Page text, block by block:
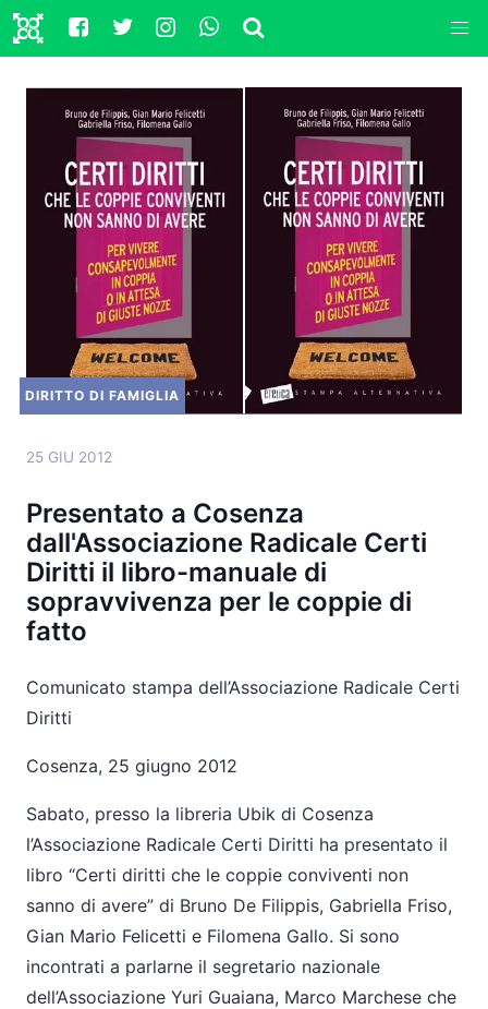
DIRITTO DI FAMIGLIA
25 GIU 2012
Presentato a Cosenza
dall'Associazione Radicale Certi
Diritti il libro-manuale di
sopravvivenza per le coppie di
fatto
Comunicato stampa dell’Associazione Radicale Certi
Diritti
Cosenza, 25 giugno 2012
Sabato, presso la libreria Ubik di Cosenza
l’Associazione Radicale Certi Diritti ha presentato il
libro “Certi diritti che le coppie conviventi non
sanno di avere” di Bruno De Filippis, Gabriella Friso,
Gian Mario Felicetti e Filomena Gallo. Si sono
incontrati a parlarne il segretario nazionale
dell’Associazione Yuri Guaiana, Marco Marchese che